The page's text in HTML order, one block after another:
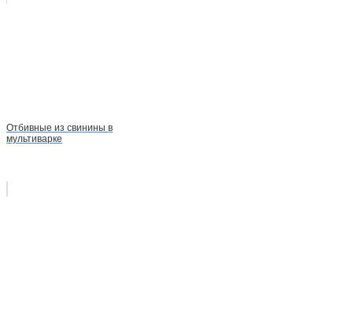
Отбивные из свинины в
мультиварке